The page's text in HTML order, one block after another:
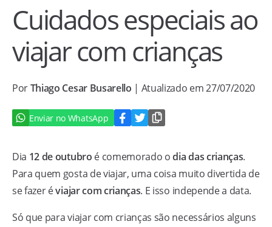
Cuidados especiais ao
viajar com crianças
PorThiago Cesar Busarello | Atualizado em 27/07/2020
Enviar no WhatsApp
Dia 12 de outubro é comemorado odia das crianças.
Para quem gosta de viajar, uma coisa muito divertida de
se fazer éviajar com crianças. E isso independe a data.
Só que para viajar com crianças são necessários alguns